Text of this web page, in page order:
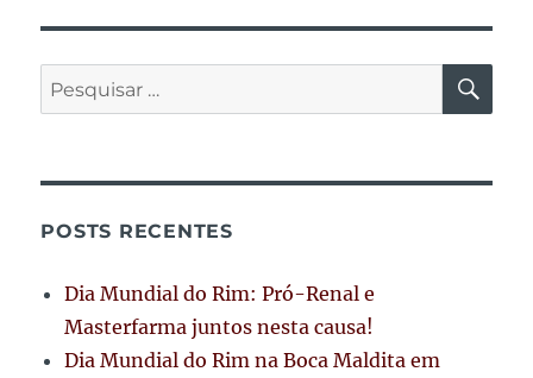
Pesquisar
por:
POSTS RECENTES
Dia Mundial do Rim: Pró-Renal e
Masterfarma juntos nesta causa!
Dia Mundial do Rim na Boca Maldita em